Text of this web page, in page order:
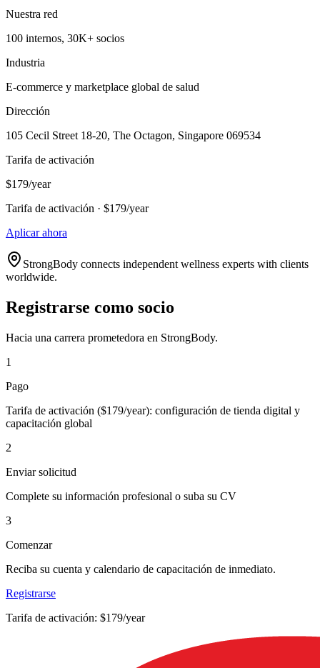
Nuestra red
100 internos, 30K+ socios
Industria
E-commerce y marketplace global de salud
Dirección
105 Cecil Street 18-20, The Octagon, Singapore 069534
Tarifa de activación
$179/year
Tarifa de activación · $179/year
Aplicar ahora
StrongBody connects independent wellness experts with clients
worldwide.
Registrarse como socio
Hacia una carrera prometedora en StrongBody.
1
Pago
Tarifa de activación ($179/year): configuración de tienda digital y
capacitación global
2
Enviar solicitud
Complete su información profesional o suba su CV
3
Comenzar
Reciba su cuenta y calendario de capacitación de inmediato.
Registrarse
Tarifa de activación: $179/year